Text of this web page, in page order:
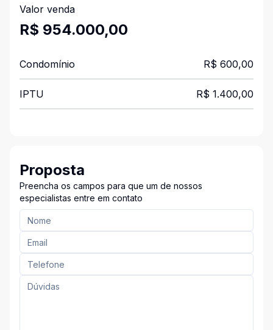
Valor venda
R$ 954.000,00
Condomínio R$ 600,00
IPTU R$ 1.400,00
Proposta
Preencha os campos para que um de nossos
especialistas entre em contato